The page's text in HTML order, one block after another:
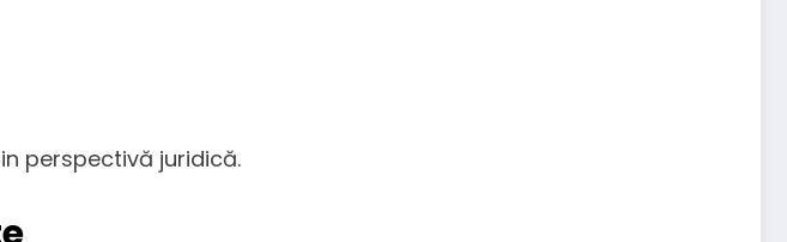
perspectivă juridică.